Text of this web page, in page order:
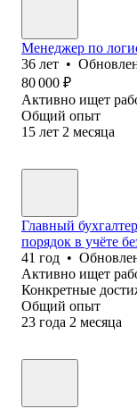
Менеджер по
36 лет •
80 000 ₽
Активно ищет
Общий опыт
15 лет 2 месяца
Главный
порядок в учёте
41 год •
Активно ищет
Конкретные
Общий опыт
23 года 2 месяца